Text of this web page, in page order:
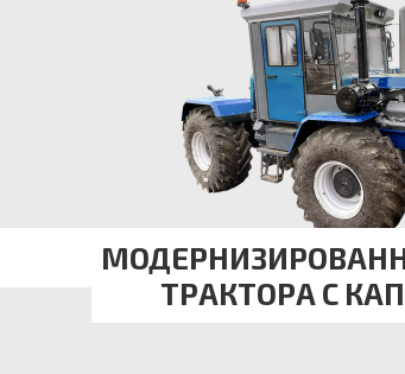
ТРАКТОРА С